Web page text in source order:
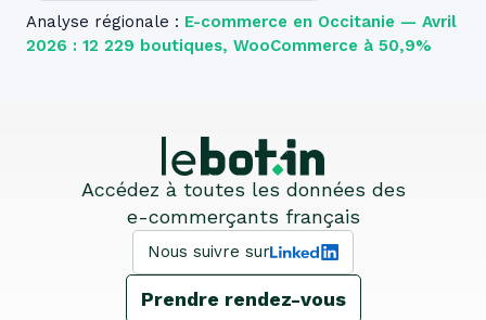
Analyse régionale : E-commerce en Occitanie — Avril
2026 : 12 229 boutiques, WooCommerce à 50,9%
Accédez à toutes les données des
e-commerçants français
Nous suivre sur
Prendre rendez-vous